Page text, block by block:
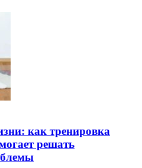
как тренировка
решать